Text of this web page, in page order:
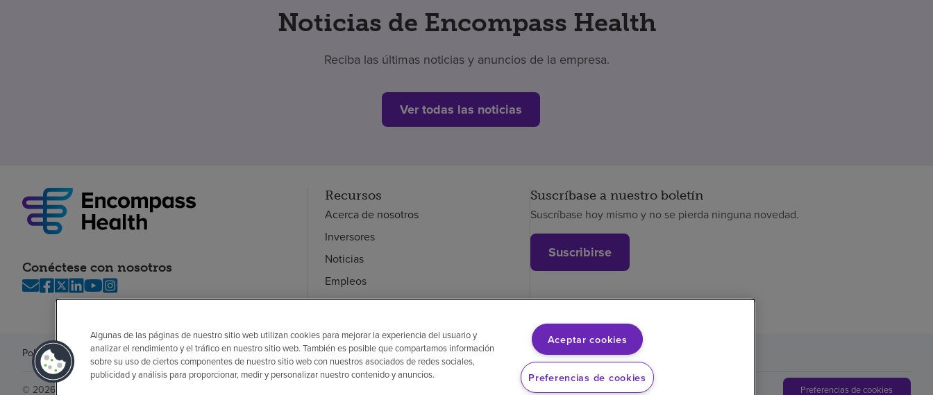
Noticias de Encompass Health
Reciba las últimas noticias y anuncios de la empresa.
Ver todas las noticias
Conéctese con nosotros
Recursos
Acerca de nosotros
Inversores
Noticias
Empleos
Empleados
Suscríbase a nuestro boletín
Suscríbase hoy mismo y no se pierda ninguna novedad.
Suscribirse
Política de privacidadLegalSin sorpresas AccesibilidadSi no habla inglésAviso de no discriminaciónCumplimiento de los proveedores
© 2026 Encompass Health Corporation Preferencias de cookies
Algunas de las páginas de nuestro sitio web utilizan cookies para mejorar la experiencia del usuario y
analizar el rendimiento y el tráfico en nuestro sitio web. También es posible que compartamos información
sobre su uso de ciertos componentes de nuestro sitio web con nuestros asociados de redes sociales,
publicidad y análisis para proporcionar, medir y personalizar nuestro contenido y anuncios.
Aceptar cookies
Preferencias de cookies